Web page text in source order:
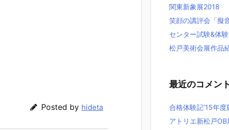
Posted by hideta
関東新象展2018
笑顔の講評会「擬
センター試験&体
松戸美術会展作品
最近のコメント
合格体験記’15年度
アトリエ新松戸OB